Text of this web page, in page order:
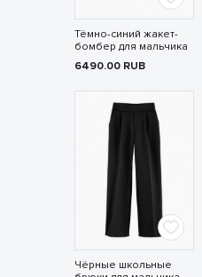
Тёмно-синий жакет-
бомбер для мальчика
6490.00 RUB
Чёрные школьные